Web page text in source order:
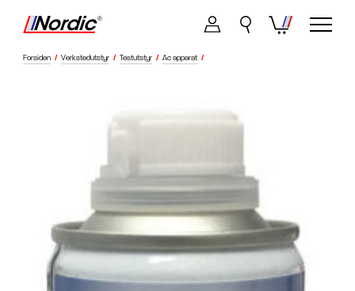
Forsiden / Verkstedutstyr / Testutstyr / Ac apparat /